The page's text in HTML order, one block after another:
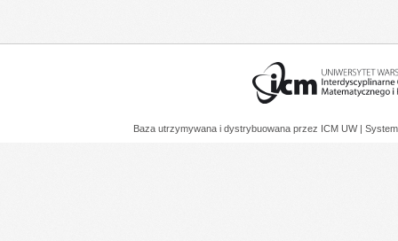
Baza utrzymywana i dystrybuowana przez ICM UW |